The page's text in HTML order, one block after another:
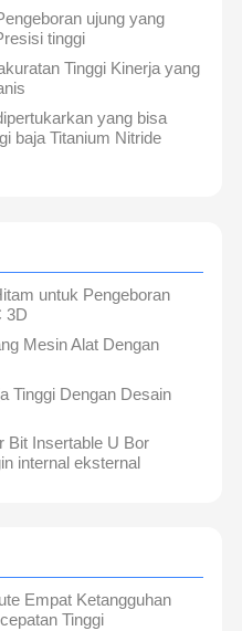
ujung yang
tinggi
Tinggi Kinerja yang
yang bisa
baja Titanium Nitride
untuk Pengeboran
3D
Mesin Alat Dengan
Tinggi Dengan Desain
Bit Insertable U Bor
internal eksternal
Empat Ketangguhan
Tinggi